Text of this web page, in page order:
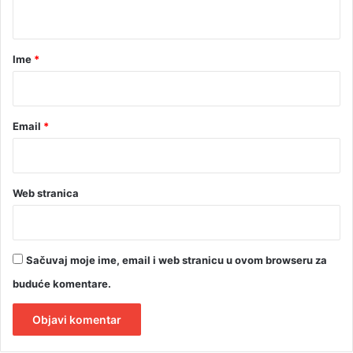
rIme *
Email *
Web stranica
Sačuvaj moje ime, email i web stranicu u ovom browseru za
buduće komentare.